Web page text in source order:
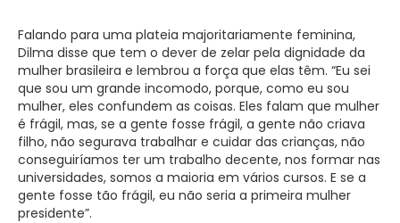
Falando para uma plateia majoritariamente feminina,
Dilma disse que tem o dever de zelar pela dignidade da
mulher brasileira e lembrou a força que elas têm. “Eu sei
que sou um grande incomodo, porque, como eu sou
mulher, eles confundem as coisas. Eles falam que mulher
é frágil, mas, se a gente fosse frágil, a gente não criava
filho, não segurava trabalhar e cuidar das crianças, não
conseguiríamos ter um trabalho decente, nos formar nas
universidades, somos a maioria em vários cursos. E se a
gente fosse tão frágil, eu não seria a primeira mulher
presidente”.